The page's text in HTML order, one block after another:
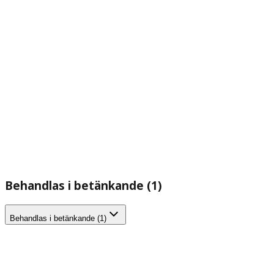
Behandlas i betänkande (1)
Behandlas i betänkande (1)